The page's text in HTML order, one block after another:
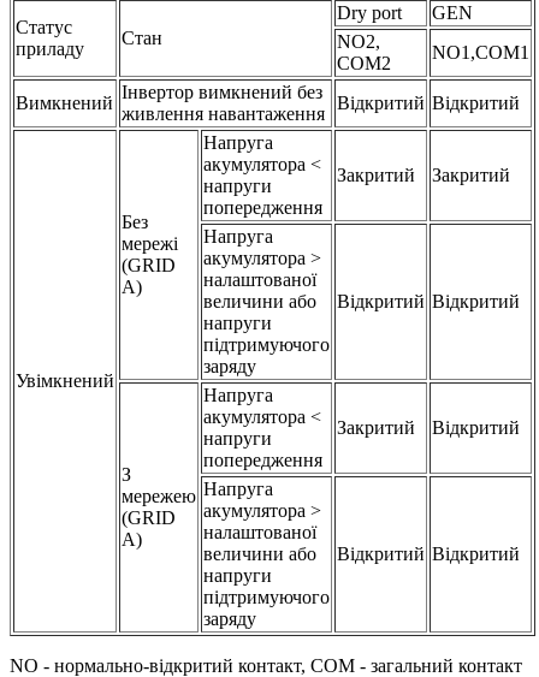
Статус
приладу
Стан
Dry port
GEN
NO2,
COM2
NO1,COM1
Вимкнений
Інвертор вимкнений без
живлення навантаження
Відкритий Відкритий
Увімкнений
Без
мережі
(GRID
A)
Напруга
акумулятора <
напруги
попередження
Закритий Закритий
Напруга
акумулятора >
налаштованої
величини або
напруги
підтримуючого
заряду
Відкритий Відкритий
З
мережею
(GRID
A)
Напруга
акумулятора <
напруги
попередження
Закритий Відкритий
Напруга
акумулятора >
налаштованої
величини або
напруги
підтримуючого
заряду
Відкритий Відкритий
NO - нормально-відкритий контакт, COM - загальний контакт